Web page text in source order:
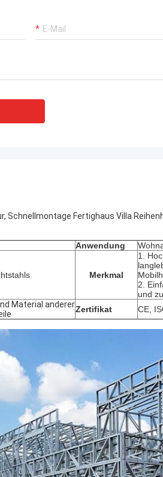
Schnellmontage Fertighaus Villa
Anwendung
Merkmal
1.
2.
und
Material andererZertifikat CE,